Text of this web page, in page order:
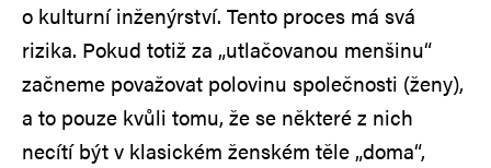
o kulturní inženýrství. Tento proces má svá
rizika. Pokud totiž za „utlačovanou menšinu“
začneme považovat polovinu společnosti (ženy),
a to pouze kvůli tomu, že se některé z nich
necítí být v klasickém ženském těle „doma“,